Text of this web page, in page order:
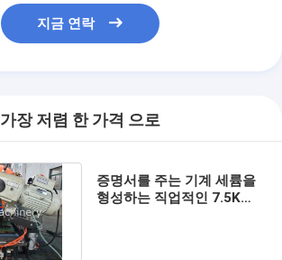
지금 연락
가장 저렴 한 가격 으로
증명서를 주는 기계 세륨을
형성하는 직업적인 7.5KW